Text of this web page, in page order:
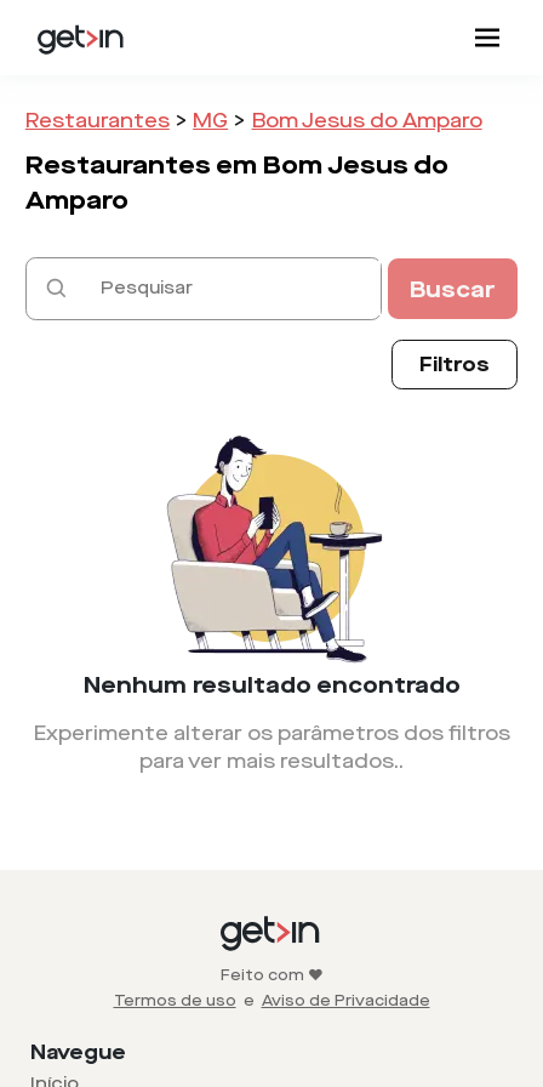
Restaurantes > MG > Bom Jesus do Amparo
Restaurantes em Bom Jesus do
Amparo
Buscar
Filtros
Nenhum resultado encontrado
Experimente alterar os parâmetros dos filtros
para ver mais resultados..
Feito com ❤️
Termos de uso e Aviso de Privacidade
Navegue